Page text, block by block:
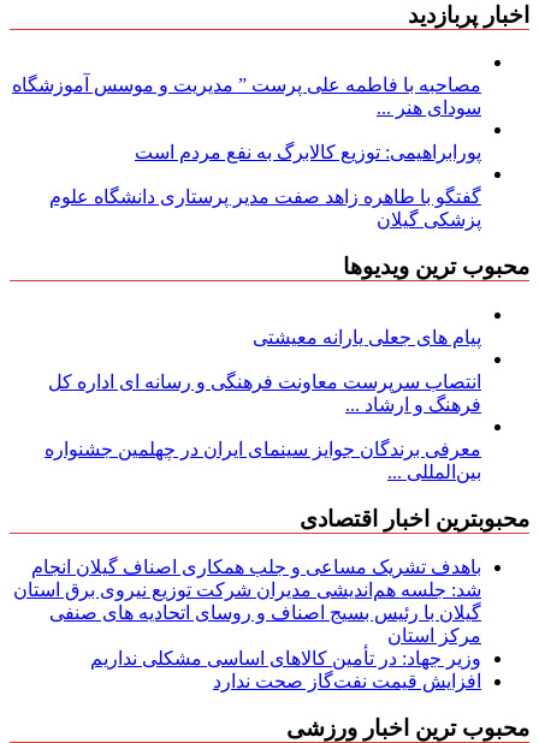
اخبار پربازدید
مصاحبه با فاطمه علی پرست ” مدیریت و موسس آموزشگاه
سودای هنر ...
پورابراهیمی: توزیع کالابرگ به نفع مردم است
گفتگو با طاهره زاهد صفت مدیر پرستاری دانشگاه علوم
پزشکی گیلان
محبوب ترین ویدیوها
پیام های جعلی یارانه معیشتی
انتصاب سرپرست معاونت فرهنگی و رسانه ای اداره کل
فرهنگ و ارشاد ...
معرفی برندگان جوایز سینمای ایران در چهلمین جشنواره
بین‌المللی ...
محبوبترین اخبار اقتصادی
باهدف تشریک مساعی و جلب همکاری اصناف گیلان انجام
شد: جلسه هم‌اندیشی مدیران شركت توزیع نیروی برق استان
گیلان با رئیس بسیج اصناف و روسای اتحادیه های صنفی
مركز استان
وزیر جهاد: در تأمین کالاهای اساسی مشکلی نداریم
افزایش قیمت نفت‌گاز صحت ندارد
محبوب ترین اخبار ورزشی